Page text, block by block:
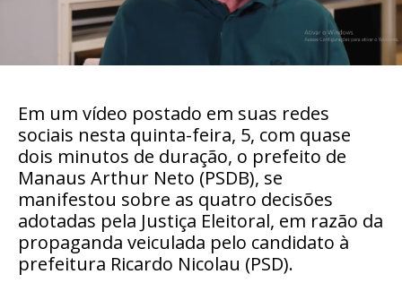
Em um vídeo postado em suas redes
sociais nesta quinta-feira, 5, com quase
dois minutos de duração, o prefeito de
Manaus Arthur Neto (PSDB), se
manifestou sobre as quatro decisões
adotadas pela Justiça Eleitoral, em razão da
propaganda veiculada pelo candidato à
prefeitura Ricardo Nicolau (PSD).